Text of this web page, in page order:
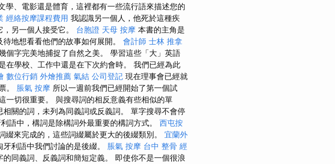
學、電影還是體育，這裡都有一些流行語來描述您的
經絡按摩課程費用 我認識另一個人，他死於這種疾
另一個人接受它。 台胞證 天母 按摩 本書的主角是
待地想看看他們的故事如何展開。 會計師 士林 推拿
個字完美地捕捉了自然之美。 學習這些「大」英語
學校、工作中還是在下次約會時。 我們已經為此
數位行銷 外燴推薦 氣結 公司登記 現在理事會已經就
。 脹氣 按摩 所以一週前我們已經開始了第一個試
一切很重要。 與搜尋詞的相反意義有些相似的單
關的詞，未列為同義詞或反義詞。 單字搜尋不會停
語中，構詞是除構詞外最重要的構詞方式。 西屯按
綴來完成的，這些詞綴屬於更大的後綴類別。 宜蘭外
利語中我們討論的是後綴。 脹氣 按摩 台中 整骨 經
同義詞、反義詞和簡短定義。 即使你不是一個很浪